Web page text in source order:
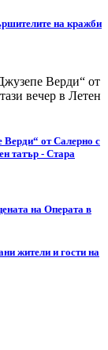
на кражби
от Салерно с
татър - Стара
на Операта в
жители и гости на